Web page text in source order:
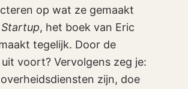
op wat ze gemaakt
, het boek van Eric
tegelijk. Door de
voort? Vervolgens zeg je:
zijn, doe